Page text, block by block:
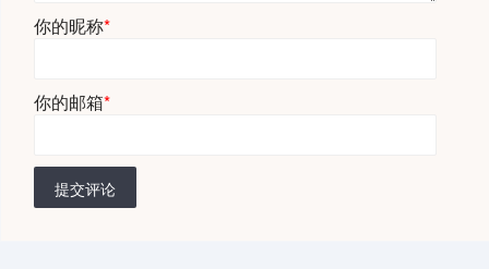
你的昵称*
你的邮箱*
提交评论